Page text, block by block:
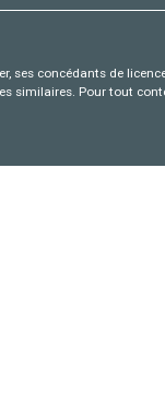
ses concédants de
similaires. Pour tout